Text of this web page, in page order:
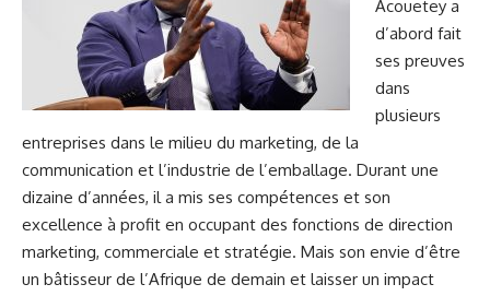
Acouetey a
d’abord fait
ses preuves
dans
plusieurs
entreprises dans le milieu du marketing, de la
communication et l’industrie de l’emballage. Durant une
dizaine d’années, il a mis ses compétences et son
excellence à profit en occupant des fonctions de direction
marketing, commerciale et stratégie. Mais son envie d’être
un bâtisseur de l’Afrique de demain et laisser un impact